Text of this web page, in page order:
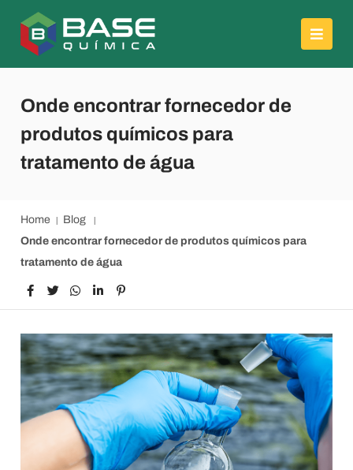
Onde encontrar fornecedor de
produtos químicos para
tratamento de água
Home
Blog
Onde encontrar fornecedor de produtos químicos para
tratamento de água